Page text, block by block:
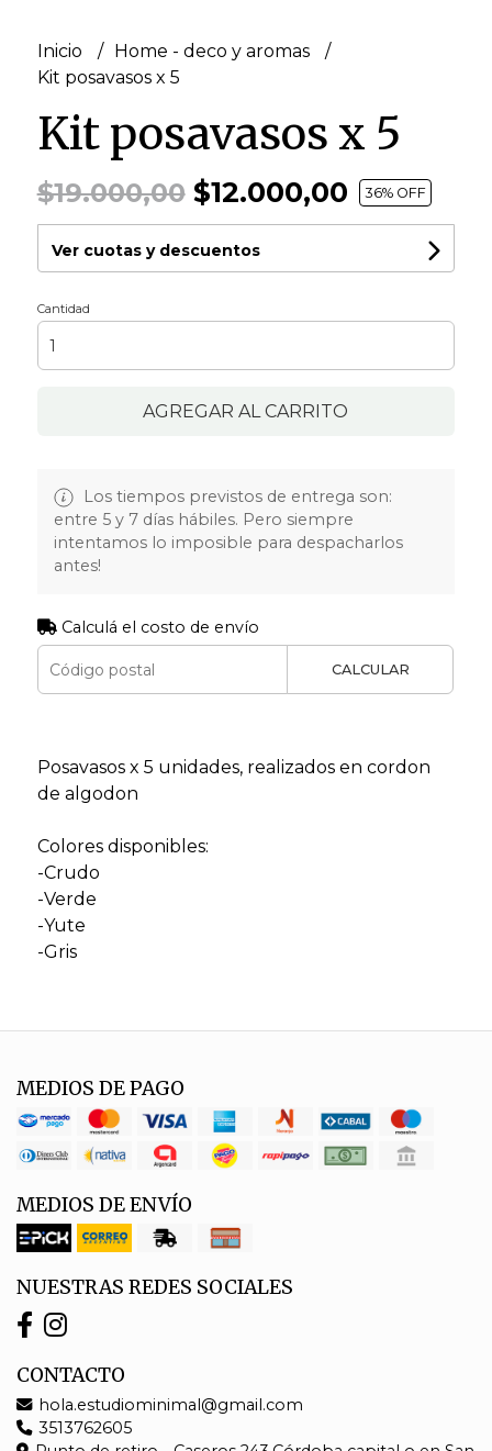
Inicio
Home - deco y aromas
Kit posavasos x 5
Kit posavasos x 5
$19.000,00$12.000,00 36% OFF
Ver cuotas y descuentos
Cantidad
AGREGAR AL CARRITO
Los tiempos previstos de entrega son:
entre 5 y 7 días hábiles. Pero siempre
intentamos lo imposible para despacharlos
antes!
Calculá el costo de envío
CALCULAR
Posavasos x 5 unidades, realizados en cordon
de algodon
Colores disponibles:
-Crudo
-Verde
-Yute
-Gris
MEDIOS DE PAGO
MEDIOS DE ENVÍO
NUESTRAS REDES SOCIALES
CONTACTO
hola.estudiominimal@gmail.com
3513762605